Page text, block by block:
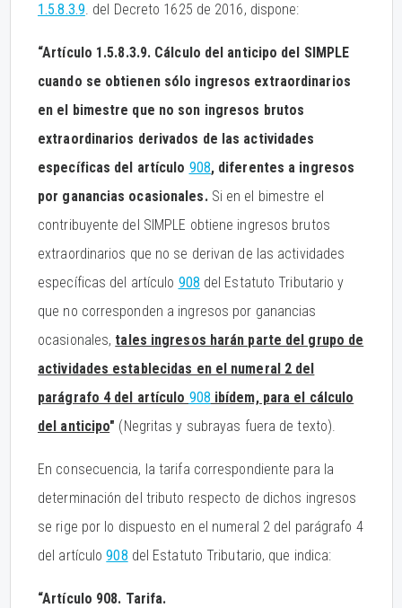
1.5.8.3.9. del Decreto 1625 de 2016, dispone:
“Artículo 1.5.8.3.9. Cálculo del anticipo del SIMPLE
cuando se obtienen sólo ingresos extraordinarios
en el bimestre que no son ingresos brutos
extraordinarios derivados de las actividades
específicas del artículo 908, diferentes a ingresos
por ganancias ocasionales.Si en el bimestre el
contribuyente del SIMPLE obtiene ingresos brutos
extraordinarios que no se derivan de las actividades
específicas del artículo 908 del Estatuto Tributario y
que no corresponden a ingresos por ganancias
ocasionales, tales ingresos harán parte del grupo de
actividades establecidas en el numeral 2 del
parágrafo 4 del artículo 908 ibídem, para el cálculo
del anticipo" (Negritas y subrayas fuera de texto).
En consecuencia, la tarifa correspondiente para la
determinación del tributo respecto de dichos ingresos
se rige por lo dispuesto en el numeral 2 del parágrafo 4
del artículo908 del Estatuto Tributario, que indica:
“Artículo 908. Tarifa.